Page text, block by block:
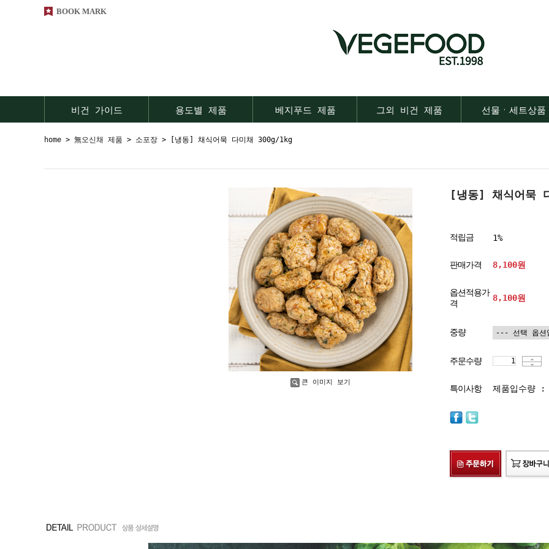
BOOK MARK
비건 가이드 용도별 제품 베지푸드 제품 그외 비건 제품 선물ㆍ세트상품
home > 無오신채 제품 > 소포장 > [냉동] 채식어묵 다미채 300g/1kg
큰 이미지 보기
[냉동] 채식어묵
적립금 1%
판매가격 8,100원
옵션적용가
격
8,100원
중량
주문수량
특이사항 제품입수량 :